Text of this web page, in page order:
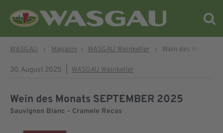
WASGAU › Magazin › WASGAU Weinkeller › Wein des Monats
30. August 2025 WASGAU Weinkeller
Wein des Monats SEPTEMBER 2025
Sauvignon Blanc - Cramele Recas